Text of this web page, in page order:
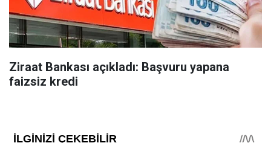
Ziraat Bankası açıkladı: Başvuru yapana
faizsiz kredi